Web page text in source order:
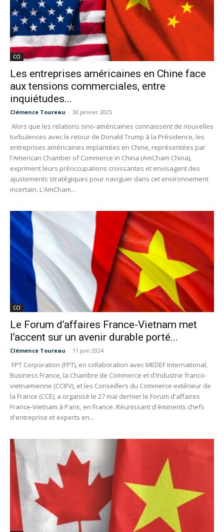
CCI
Les entreprises américaines en Chine face
aux tensions commerciales, entre
inquiétudes...
Clémence Toureau - 30 janvier 2025
Alors que les relations sino-américaines connaissent de nouvelles
turbulences avec le retour de Donald Trump à la Présidence, les
entreprises américaines implantées en Chine, représentées par
l'American Chamber of Commerce in China (AmCham China),
expriment leurs préoccupations croissantes et envisagent des
ajustements stratégiques pour naviguer dans cet environnement
incertain. L'AmCham...
CCI
Le Forum d’affaires France-Vietnam met
l’accent sur un avenir durable porté...
Clémence Toureau - 11 juin 2024
FPT Corporation (FPT), en collaboration avec MEDEF International,
Business France, la Chambre de Commerce et d'Industrie franco-
vietnamienne (CCIFV), et les Conseillers du Commerce extérieur de
la France (CCE), a organisé le 27 mai dernier le Forum d'affaires
France-Vietnam à Paris, en France. Réunissant d'éminents chefs
d'entreprise et experts en...